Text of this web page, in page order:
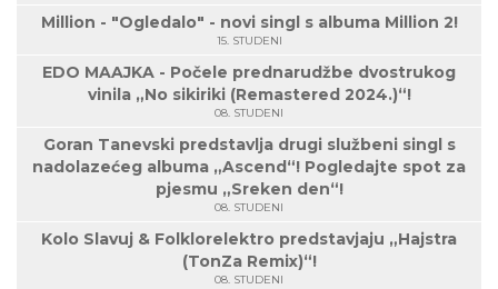
Million - "Ogledalo" - novi singl s albuma Million 2!
15. STUDENI
EDO MAAJKA - Počele prednarudžbe dvostrukog
vinila „No sikiriki (Remastered 2024.)“!
08. STUDENI
Goran Tanevski predstavlja drugi službeni singl s
nadolazećeg albuma „Ascend“! Pogledajte spot za
pjesmu „Sreken den“!
08. STUDENI
Kolo Slavuj & Folklorelektro predstavjaju „Hajstra
(TonZa Remix)“!
08. STUDENI